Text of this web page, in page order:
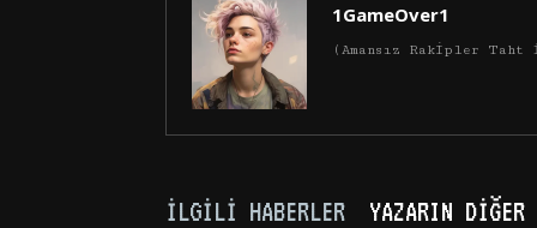
1GameOver1
(Amansız Rakipler Taht
İLGILI HABERLER YAZARIN